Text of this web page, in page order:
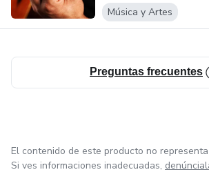
Música y Artes
Preguntas frecuentes
El contenido de este producto no
Si ves informaciones inadecuadas,